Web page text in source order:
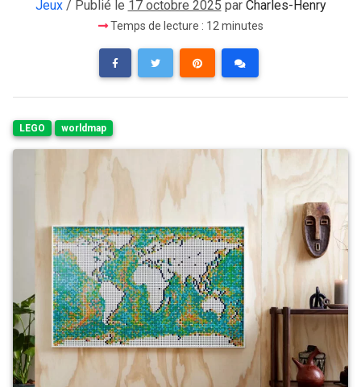
Jeux/ Publié le 17 octobre 2025 par Charles-Henry
Temps de lecture : 12 minutes
LEGO worldmap